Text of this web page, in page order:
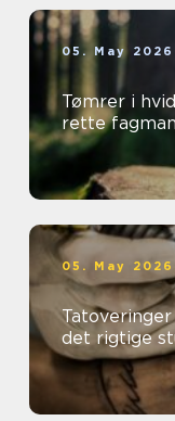
05. May 2026
Tømrer i hvidovre sådan
rette
05. May 2026
Tatoveringer
det rigtige